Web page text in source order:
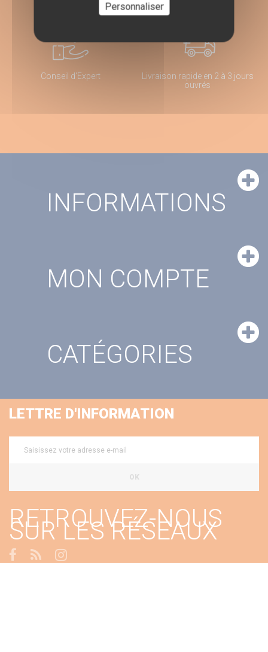
Conseil d'Expert
Livraison rapide en 2 à 3 jours
ouvrés
INFORMATIONS
MON COMPTE
CATÉGORIES
LETTRE D'INFORMATION
OK
RETROUVEZ-NOUS
SUR LES RÉSEAUX
Personnaliser